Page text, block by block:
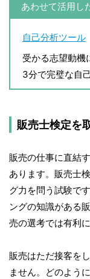
あわせて活用し
自己分析ツール
受かる志望動機
3分で完璧な自
販売士検定を
販売の仕事に直結
あります。販売士
グ力を問う試験で
ングの知識がある
売の選考では有利
販売はただ接客を
ません。どのよう